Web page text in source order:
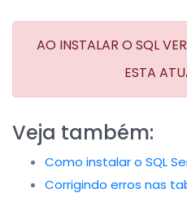
AO INSTALAR O SQL
ESTA
Veja também:
Como instalar o SQL
Corrigindo erros nas